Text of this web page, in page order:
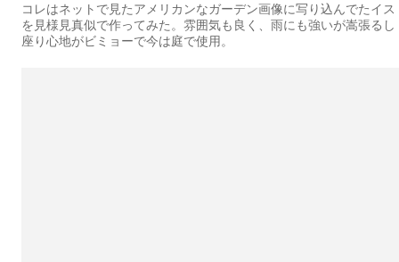
コレはネットで見たアメリカンなガーデン画像に写り込んでたイス
を見様見真似で作ってみた。雰囲気も良く、雨にも強いが嵩張るし
座り心地がビミョーで今は庭で使用。